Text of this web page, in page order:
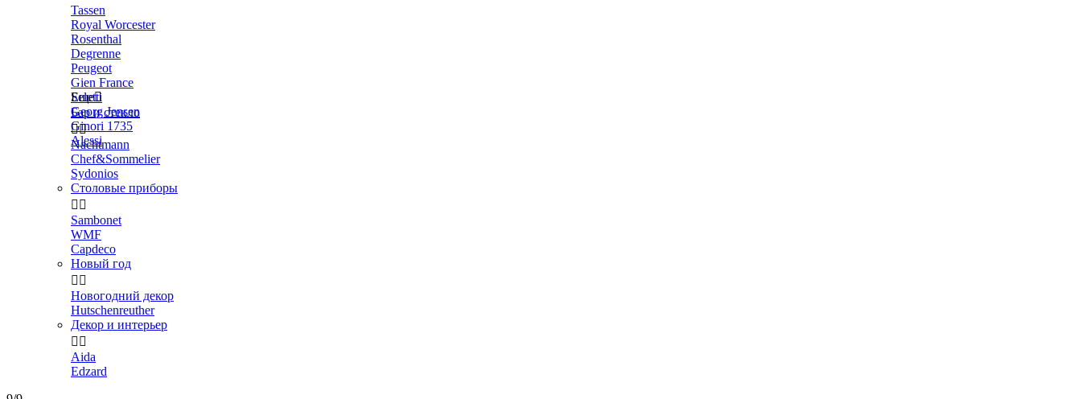
Tassen
Royal Worcester
Rosenthal
Degrenne
Peugeot
Gien France
Seletti
Georg Jensen
Ginori 1735
Alessi
Еще
Бар и стекло

Nachtmann
Chef&Sommelier
Sydonios
Столовые приборы
 
Sambonet
WMF
Capdeco
Новый год
 
Новогодний декор
Hutschenreuther
Декор и интерьер
 
Aida
Edzard